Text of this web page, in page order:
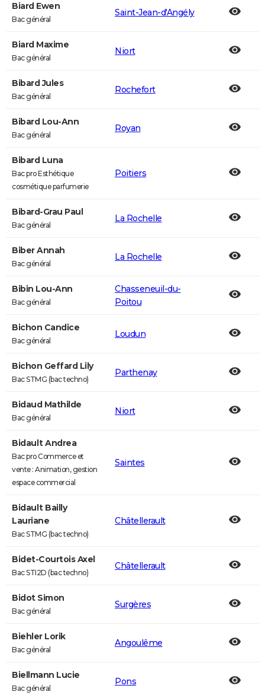
Biard Ewen
Bac général
Saint-Jean-d'Angély
Biard Maxime
Bac général
Niort
Bibard Jules
Bac général
Rochefort
Bibard Lou-Ann
Bac général
Royan
Bibard Luna
Bac pro Esthétique
cosmétique parfumerie
Poitiers
Bibard-Grau Paul
Bac général
La Rochelle
Biber Annah
Bac général
La Rochelle
Bibin Lou-Ann
Bac général
Chasseneuil-du-
Poitou
Bichon Candice
Bac général
Loudun
Bichon Geffard Lily
Bac STMG (bac techno)
Parthenay
Bidaud Mathilde
Bac général
Niort
Bidault Andrea
Bac pro Commerce et
vente : Animation, gestion
espace commercial
Saintes
Bidault Bailly
Lauriane
Bac STMG (bac techno)
Châtellerault
Bidet-Courtois Axel
Bac STI2D (bac techno)
Châtellerault
Bidot Simon
Bac général
Surgères
Biehler Lorik
Bac général
Angoulême
Biellmann Lucie
Bac général
Pons